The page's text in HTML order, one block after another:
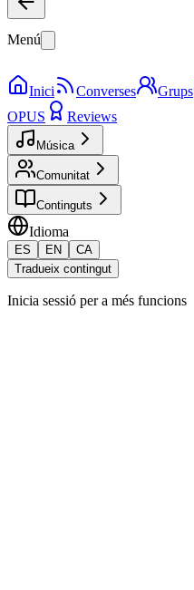
Menú
Inici Converses Grups
OPUS
Reviews
Música
Comunitat
Continguts
Idioma
ES EN
CA
Tradueix contingut
Inicia sessió per a més funcions